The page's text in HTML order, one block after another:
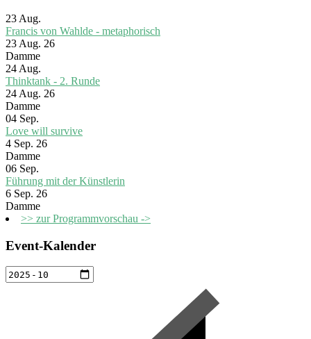
23 Aug.
Francis von Wahlde - metaphorisch
23 Aug. 26
Damme
24 Aug.
Thinktank - 2. Runde
24 Aug. 26
Damme
04 Sep.
Love will survive
4 Sep. 26
Damme
06 Sep.
Führung mit der Künstlerin
6 Sep. 26
Damme
>> zur Programmvorschau ->
Event-Kalender